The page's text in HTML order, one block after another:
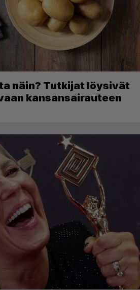
näin? Tutkijat löysivät
kansansairauteen